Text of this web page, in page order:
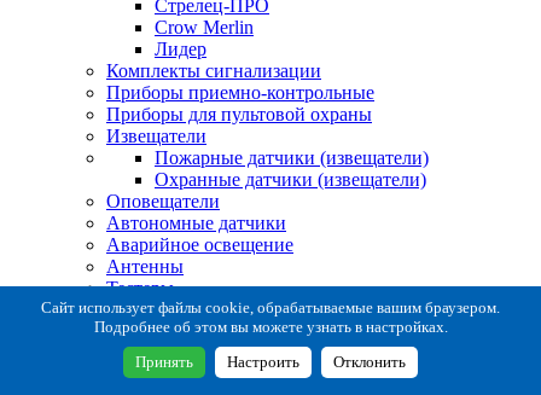
Стрелец-ПРО
Crow Merlin
Лидер
Комплекты сигнализации
Приборы приемно-контрольные
Приборы для пультовой охраны
Извещатели
Пожарные датчики (извещатели)
Охранные датчики (извещатели)
Оповещатели
Автономные датчики
Аварийное освещение
Антенны
Тестеры
Система сбора извещений
Расходные и монтажные материалы
Коробки коммутационные
Кронштейны для извещателей
Сайт использует файлы cookie, обрабатываемые вашим браузером.
Подробнее об этом вы можете узнать в настройках.
Принять Настроить Отклонить